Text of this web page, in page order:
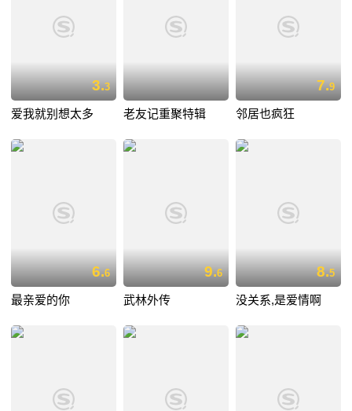
3.3
爱我就别想太多 老友记重聚特辑
7.9
邻居也疯狂
6.6
最亲爱的你
9.6
武林外传
8.5
没关系,是爱情啊